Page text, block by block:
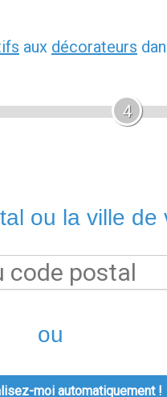
aux décorateurs
4
ou la ville de
ou
moi automatiquement !